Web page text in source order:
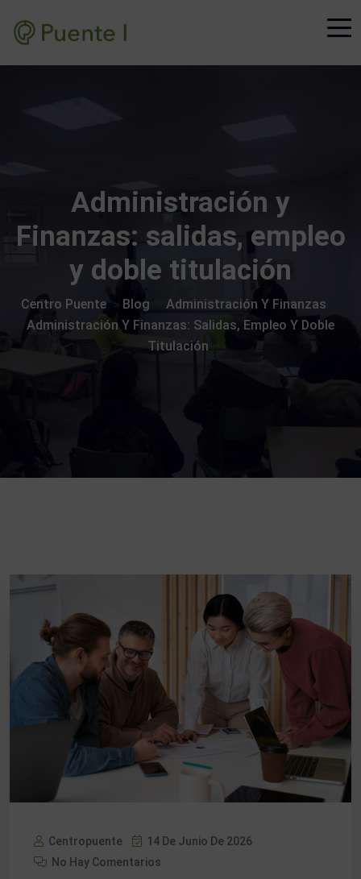
Administración y
Finanzas: salidas, empleo
y doble titulación
Centro Puente Blog Administración Y Finanzas
Administración Y Finanzas: Salidas, Empleo Y Doble
Titulación
Centropuente
14 De Junio De 2026
No Hay Comentarios